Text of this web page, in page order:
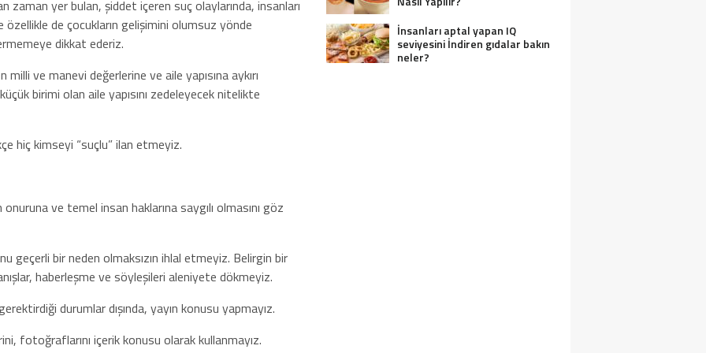
zaman yer bulan, şiddet içeren suç olaylarında, insanları
de çocukların gelişimini olumsuz yönde
dikkat ederiz.
ve manevi değerlerine ve aile yapısına aykırı
birimi olan aile yapısını zedeleyecek nitelikte
hiç kimseyi “suçlu” ilan etmeyiz.
ve temel insan haklarına saygılı olmasını göz
geçerli bir neden olmaksızın ihlal etmeyiz. Belirgin bir
haberleşme ve söyleşileri aleniyete dökmeyiz.
durumlar dışında, yayın konusu yapmayız.
fotoğraflarını içerik konusu olarak kullanmayız.
İnsanları aptal yapan IQ
seviyesini İndiren gıdalar bakın
neler?